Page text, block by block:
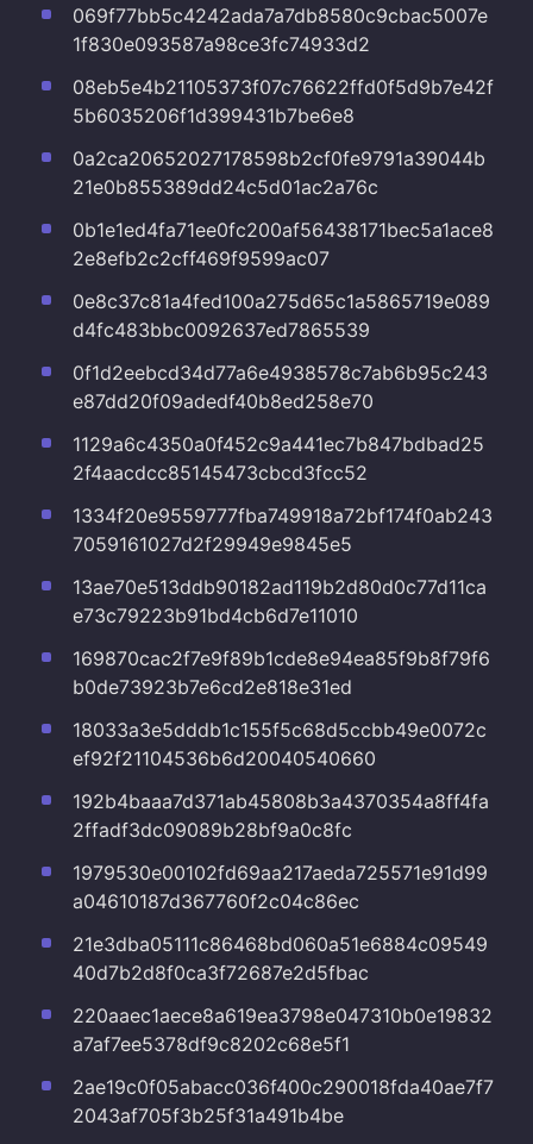
069f77bb5c4242ada7a7db8580c9cbac5007e
1f830e093587a98ce3fc74933d2
08eb5e4b21105373f07c76622ffd0f5d9b7e42f
5b6035206f1d399431b7be6e8
0a2ca20652027178598b2cf0fe9791a39044b
21e0b855389dd24c5d01ac2a76c
0b1e1ed4fa71ee0fc200af56438171bec5a1ace8
2e8efb2c2cff469f9599ac07
0e8c37c81a4fed100a275d65c1a5865719e089
d4fc483bbc0092637ed7865539
0f1d2eebcd34d77a6e4938578c7ab6b95c243
e87dd20f09adedf40b8ed258e70
1129a6c4350a0f452c9a441ec7b847bdbad25
2f4aacdcc85145473cbcd3fcc52
1334f20e9559777fba749918a72bf174f0ab243
7059161027d2f29949e9845e5
13ae70e513ddb90182ad119b2d80d0c77d11ca
e73c79223b91bd4cb6d7e11010
169870cac2f7e9f89b1cde8e94ea85f9b8f79f6
b0de73923b7e6cd2e818e31ed
18033a3e5dddb1c155f5c68d5ccbb49e0072c
ef92f21104536b6d20040540660
192b4baaa7d371ab45808b3a4370354a8ff4fa
2ffadf3dc09089b28bf9a0c8fc
1979530e00102fd69aa217aeda725571e91d99
a04610187d367760f2c04c86ec
21e3dba05111c86468bd060a51e6884c09549
40d7b2d8f0ca3f72687e2d5fbac
220aaec1aece8a619ea3798e047310b0e19832
a7af7ee5378df9c8202c68e5f1
2ae19c0f05abacc036f400c290018fda40ae7f7
2043af705f3b25f31a491b4be